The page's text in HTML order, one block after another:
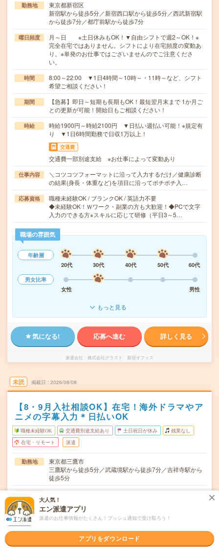
勤務地
東京都新宿区
新宿駅から徒歩5分／新宿西口駅から徒歩5分／西武新宿駅
から徒歩7分／都庁前駅から徒歩7分
曜日頻度
月～日 ※土日休みもOK！▼自由シフトで週2～OK！※
完全在宅ではありません。シフトにより在宅頻度の変動あ
り。※単発のお仕事ではございませんのでご注意くださ
い。
時間
8:00～22:00 ▼1日4時間～10時～・11時～など、シフト
希望ご相談ください！
期間
【急募】即日～短期も長期もOK！最短翌月末まで 1か月ご
との更新が可能！開始日もご相談ください！
時給
時給1900円～時給2100円 ▼日払い週払い可能！※規定有
り ▼1日6時間勤務で日収1万以上！
交通費
交通費一部別途支給 ※お仕事によって変動あり
仕事内容
＼コツコツフォーマットに沿って入力するだけ／健康診断
の結果(身長・体重など)を項目に沿ってポチポチ入…
応募資格
職種未経験OK / ブランクOK / 英語力不要
◆未経験OK！Ｗワーク・副業の方も大歓迎！◆PCで文字
入力のできる方※スキルに応じて研修（平日3～5…
職場の雰囲気
年齢層
20代
30代 40代 50代
60代
男女比率
女性
男性
もっと見る
気になる! 応募へ進む 詳しく見る
派遣会社 株式会社グラスト 新宿オフィス
未読 掲載日 2026/08/08
【8・9月入社相談OK】在宅！海外ドラマやア
ニメの字幕入力＊日払いOK
職種未経験OK 交通費別途支給あり 土日祝日が休み 残業なし
在宅・リモート 派遣
勤務地
東京都三鷹市
三鷹駅から徒歩5分／武蔵境駅から徒歩7分／吉祥寺駅から
徒歩5分
完全在宅ではありません。シフトにより在宅頻度の変動あ
り。※単発のお仕事ではございませんのでご注意くださ
い。
8:00～22:00 ▼1日4時間～10時～・11時～など、シフト
希望ご相談ください！
大人気！
エン派遣アプリ
派遣のお仕事情報がたくさん！プッシュ通知で受け取ろう！
アプリをダウンロード